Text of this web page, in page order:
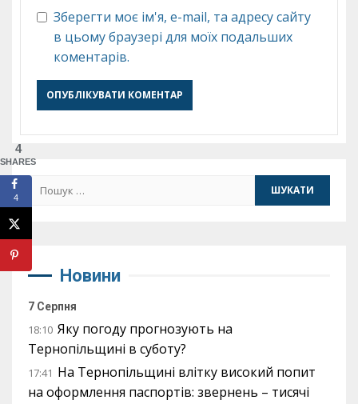
Зберегти моє ім'я, e-mail, та адресу сайту
в цьому браузері для моїх подальших
коментарів.
Пошук:
Новини
7 Серпня
18:10 Яку погоду прогнозують на
Тернопільщині в суботу?
17:41 На Тернопільщині влітку високий попит
на оформлення паспортів: звернень – тисячі
4
SHARES
4